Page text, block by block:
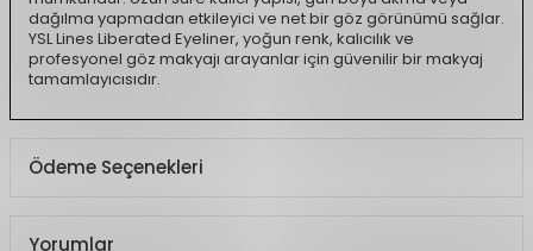
dağılma yapmadan etkileyici ve net bir göz görünümü sağlar.
YSL Lines Liberated Eyeliner, yoğun renk, kalıcılık ve
profesyonel göz makyajı arayanlar için güvenilir bir makyaj
tamamlayıcısıdır.
Ödeme Seçenekleri
Yorumlar